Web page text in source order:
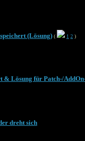
(Lösung) ( 1 2 )
& Lösung für Patch-/
dreht sich